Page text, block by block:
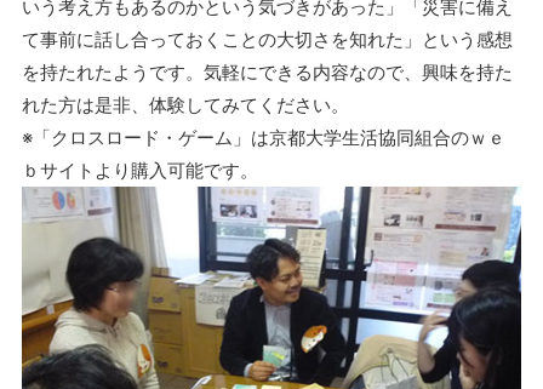
いう考え方もあるのかという気づきがあった」「災害に備え
て事前に話し合っておくことの大切さを知れた」という感想
を持たれたようです。気軽にできる内容なので、興味を持た
れた方は是非、体験してみてください。
※「クロスロード・ゲーム」は京都大学生活協同組合のｗｅ
ｂサイトより購入可能です。